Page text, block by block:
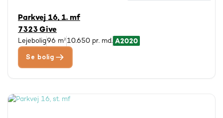
Parkvej 16, 1. mf
7323 Give
Lejebolig96 m² 10.650 pr. md.
Se bolig